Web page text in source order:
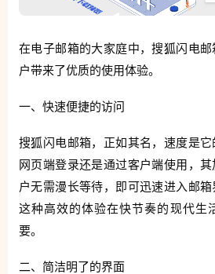
在电子邮箱的大家庭中，搜狐闪电
户带来了优质的使用体验。
一、快速便捷的访问
搜狐闪电邮箱，正如其名，速度是
网页端登录还是通过客户端使用，
户无需漫长等待，即可迅速进入邮箱
这种高效的体验在快节奏的现代生
要。
二、简洁明了的界面